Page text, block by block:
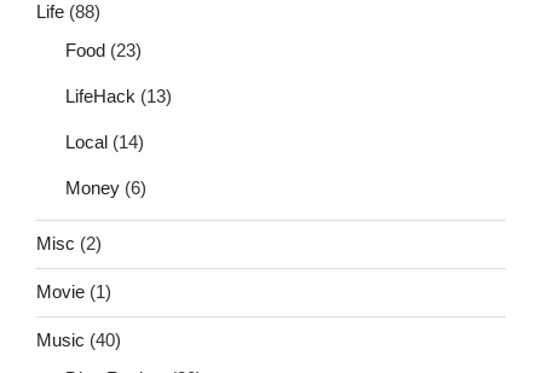
Life (88)
Food (23)
LifeHack (13)
Local (14)
Money (6)
Misc (2)
Movie (1)
Music (40)